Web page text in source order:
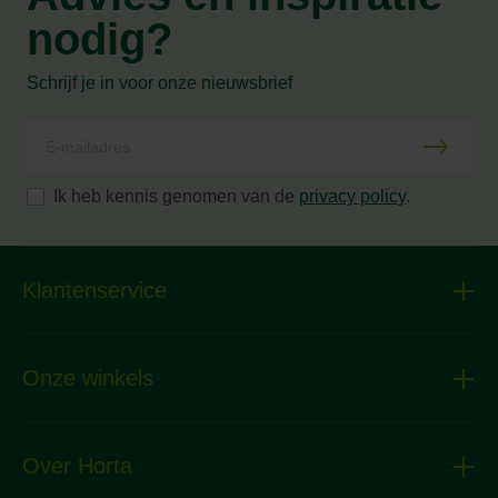
nodig?
Schrijf je in voor onze nieuwsbrief
Ik heb kennis genomen van de privacy policy.
Klantenservice
Onze winkels
Over Horta